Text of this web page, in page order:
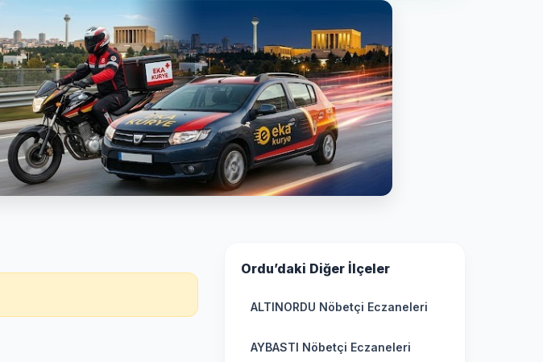
Ordu’daki Diğer İlçeler
ALTINORDU Nöbetçi Eczaneleri
AYBASTI Nöbetçi Eczaneleri